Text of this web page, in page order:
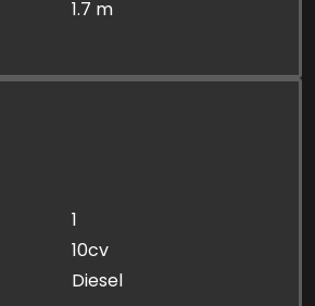
1.7 m
1
10cv
Diesel